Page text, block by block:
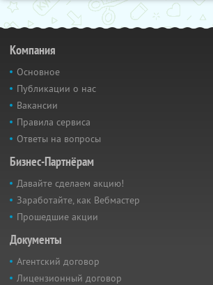
Компания
Основное
Публикации о нас
Вакансии
Правила сервиса
Ответы на вопросы
Бизнес-Партнёрам
Давайте сделаем акцию!
Заработайте, как Вебмастер
Прошедшие акции
Документы
Агентский договор
Лицензионный договор